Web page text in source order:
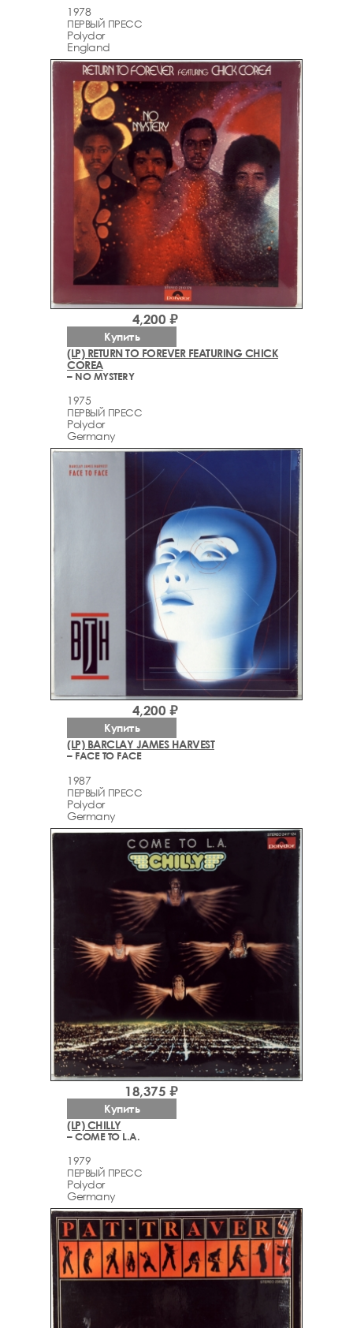
1978
ПЕРВЫЙ ПРЕСС
Polydor
England
(LP) RETURN TO FOREVER FEATURING CHICK
COREA
– NO MYSTERY
1975
ПЕРВЫЙ ПРЕСС
Polydor
Germany
4,200 ₽
Купить
(LP) BARCLAY JAMES HARVEST
– FACE TO FACE
1987
ПЕРВЫЙ ПРЕСС
Polydor
Germany
4,200 ₽
Купить
(LP) CHILLY
– COME TO L.A.
1979
ПЕРВЫЙ ПРЕСС
Polydor
Germany
18,375 ₽
Купить